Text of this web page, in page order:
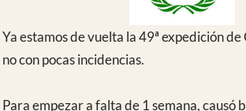
Participamos en esta expedición los traumatólogos, Javier
Alvarez. Anestesista, Maria Perez. Enfermera-
Instrumentista, Ana Garcia. Medico Internista especialista en